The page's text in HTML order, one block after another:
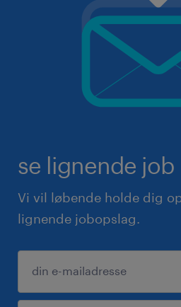
se lignende job
Vi vil løbende holde dig
lignende jobopslag.